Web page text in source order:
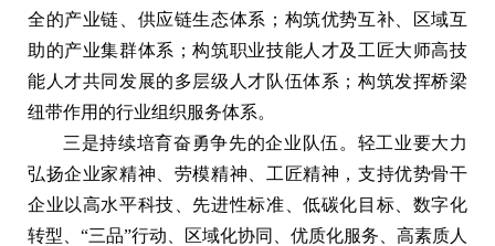
全的产业链、供应链生态体系；构筑优势互补、区域互
助的产业集群体系；构筑职业技能人才及工匠大师高技
能人才共同发展的多层级人才队伍体系；构筑发挥桥梁
纽带作用的行业组织服务体系。
三是持续培育奋勇争先的企业队伍。轻工业要大力
弘扬企业家精神、劳模精神、工匠精神，支持优势骨干
企业以高水平科技、先进性标准、低碳化目标、数字化
转型、“三品”行动、区域化协同、优质化服务、高素质人